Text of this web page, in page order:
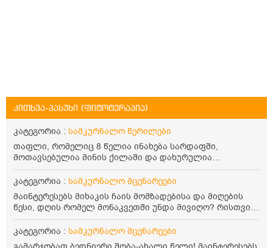
კითხვა-პასუხი (ფიტოტერაპია)
კატეგორია : სამკურნალო წერილები
თაფლი, რომელიც 8 წელია ინახება სარდაფში,
მოთავსებულია მინის ქილაში და დახურულია
პლასტმასის სახურავით. ექნება თუ არა შენარჩუნებული
სასარგებლო თვისებები და შეიძლება თუ არა მისი
მირთმევა? გმადლობთ.
კატეგორია : სამკურნალო მცენარეები
მაინტერესებს მიხაკის ჩაის მომზადებისა და მიღების
წესი, დღის რომელ მონაკვეთში უნდა მივიღო? რისთვის
არის სასარგებლო და უკუჩვენება თუ აქვს
კატეგორია : სამკურნალო მცენარეები